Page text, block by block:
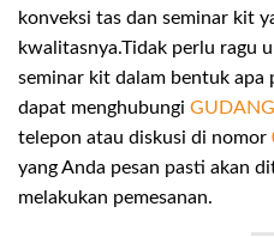
konveksi tas dan seminar kit
kwalitasnya.Tidak perlu ragu
seminar kit dalam bentuk apa
dapat menghubungi
telepon atau diskusi di nomor
yang Anda pesan pasti akan
melakukan pemesanan.